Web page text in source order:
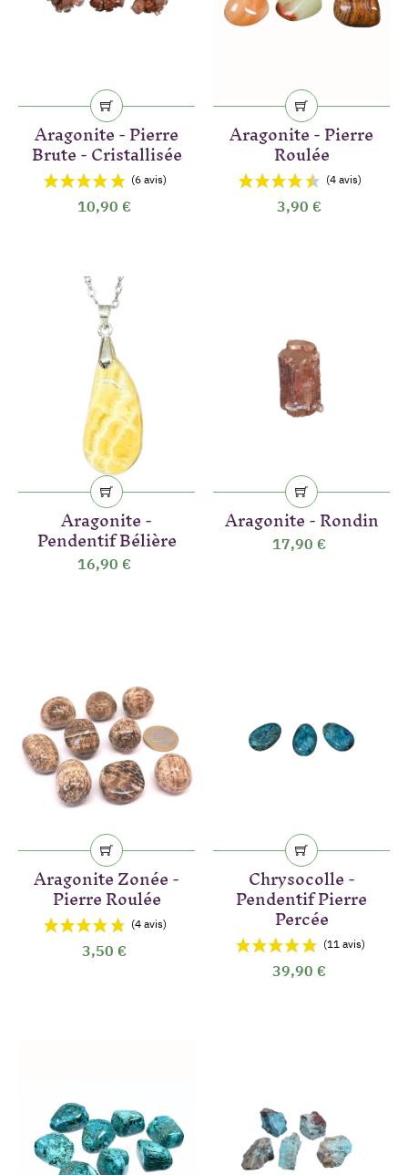
Aragonite - Pierre
Brute - Cristallisée
10,90 €
Aragonite - Pierre
Roulée
3,90 €
Aragonite -
Pendentif Bélière
16,90 €
Aragonite - Rondin
17,90 €
Aragonite Zonée -
Pierre Roulée
3,50 €
Chrysocolle -
Pendentif Pierre
Percée
39,90 €